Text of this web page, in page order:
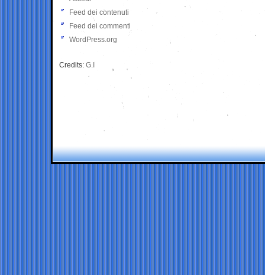
Feed dei contenuti
Feed dei commenti
WordPress.org
Credits: G.I